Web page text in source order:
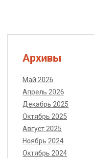
Архивы
Май 2026
Апрель 2026
Декабрь 2025
Октябрь 2025
Август 2025
Ноябрь 2024
Октябрь 2024